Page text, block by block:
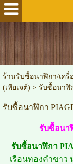
ร้านรับซื้อนาฬิกา/เครื่
(เพียเจต์) > รับซื้อนาฬิก
รับซื้อนาฬิกา
รับซื้อนา
รับซื้อนาฬิกา
เรือนทองคำขาว